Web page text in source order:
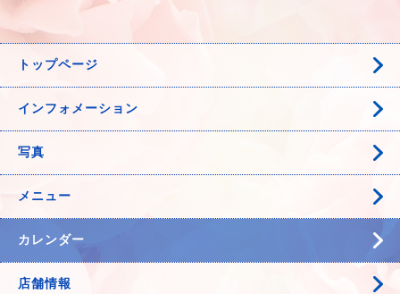
トップページ
インフォメーション
写真
メニュー
カレンダー
店舗情報